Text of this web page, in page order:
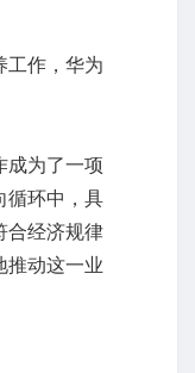
工作，华为
成为了一项
循环中，具
经济规律
推动这一业